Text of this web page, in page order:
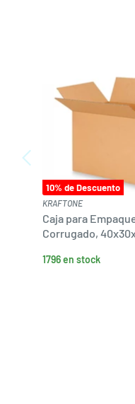
10% de Descuento
KRAFTONE
Caja para
Corrugado,
1796 en stock